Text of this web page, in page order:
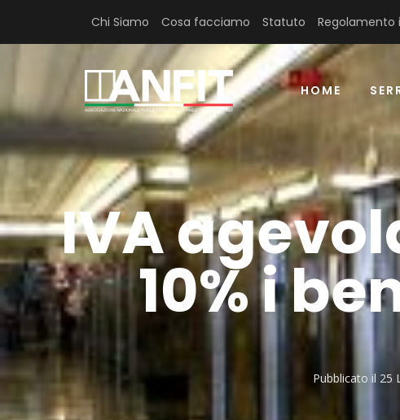
Chi Siamo Cosa facciamo Statuto Regolamento
HOME
IVA
10% i
Pubblicato il 25